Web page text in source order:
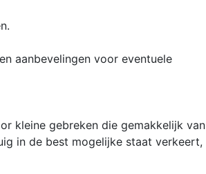
aanbevelingen voor eventuele
kleine gebreken die gemakkelijk van
in de best mogelijke staat verkeert,